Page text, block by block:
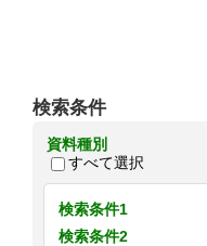
検索条件
資料種別
すべて選択
検索条件1
検索条件2